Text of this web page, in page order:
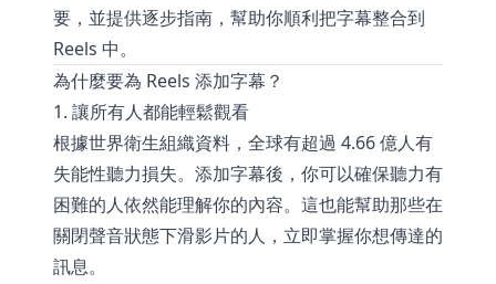
要，並提供逐步指南，幫助你順利把字幕整合到
Reels 中。
為什麼要為 Reels 添加字幕？
1. 讓所有人都能輕鬆觀看
根據世界衛生組織資料，全球有超過 4.66 億人有
失能性聽力損失。添加字幕後，你可以確保聽力有
困難的人依然能理解你的內容。這也能幫助那些在
關閉聲音狀態下滑影片的人，立即掌握你想傳達的
訊息。